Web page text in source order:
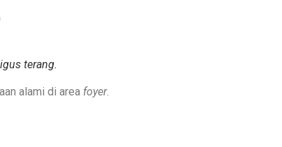
terang.
alami di area foyer.